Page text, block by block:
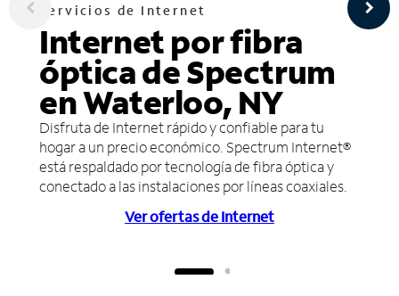
Servicios de Internet
Internet por fibra
óptica de Spectrum
en Waterloo, NY
Disfruta de Internet rápido y confiable para tu
hogar a un precio económico. Spectrum Internet®
está respaldado por tecnología de fibra óptica y
conectado a las instalaciones por líneas coaxiales.
Ver ofertas de Internet